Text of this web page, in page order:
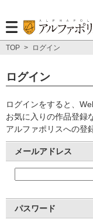
TOP > ログイン
ログイン
ログインをすると、
お気に入りの作品登録
アルファポリスへの登
メールアドレス
パスワード